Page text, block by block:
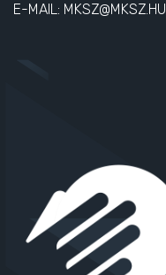
E-MAIL: MKSZ@MKSZ.HU